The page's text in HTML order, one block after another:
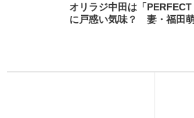
オリラジ中田は「
に戸惑い気味？ 妻・福田